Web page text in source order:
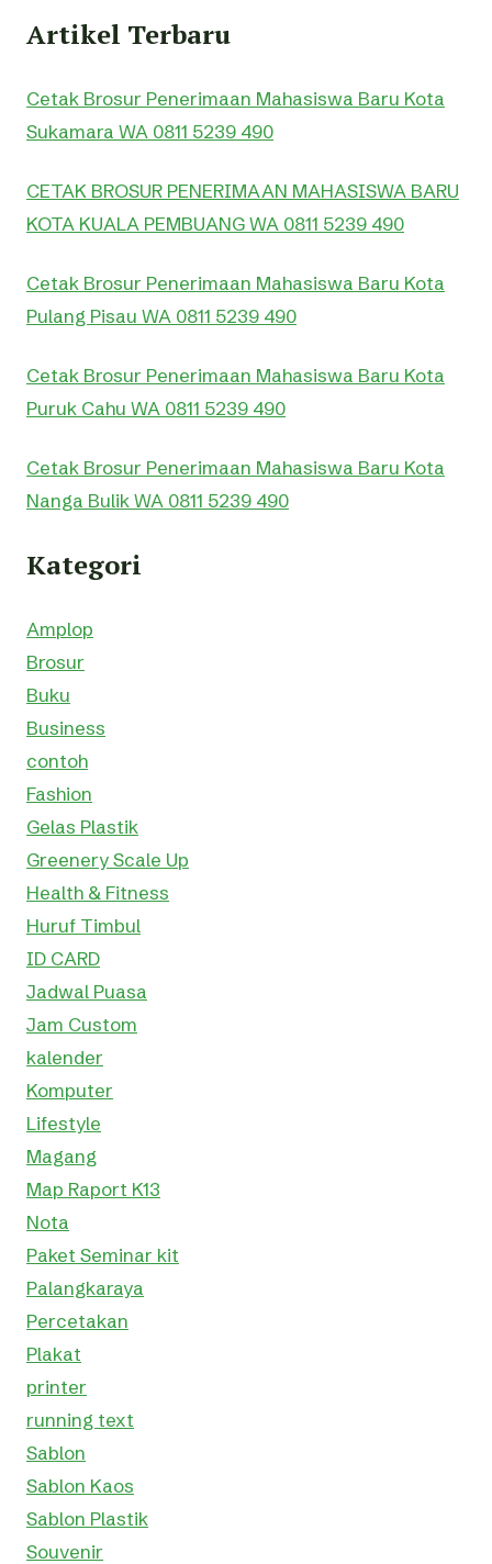
Artikel Terbaru
Cetak Brosur Penerimaan Mahasiswa Baru Kota
Sukamara WA 0811 5239 490
CETAK BROSUR PENERIMAAN MAHASISWA BARU
KOTA KUALA PEMBUANG WA 0811 5239 490
Cetak Brosur Penerimaan Mahasiswa Baru Kota
Pulang Pisau WA 0811 5239 490
Cetak Brosur Penerimaan Mahasiswa Baru Kota
Puruk Cahu WA 0811 5239 490
Cetak Brosur Penerimaan Mahasiswa Baru Kota
Nanga Bulik WA 0811 5239 490
Kategori
Amplop
Brosur
Buku
Business
contoh
Fashion
Gelas Plastik
Greenery Scale Up
Health & Fitness
Huruf Timbul
ID CARD
Jadwal Puasa
Jam Custom
kalender
Komputer
Lifestyle
Magang
Map Raport K13
Nota
Paket Seminar kit
Palangkaraya
Percetakan
Plakat
printer
running text
Sablon
Sablon Kaos
Sablon Plastik
Souvenir